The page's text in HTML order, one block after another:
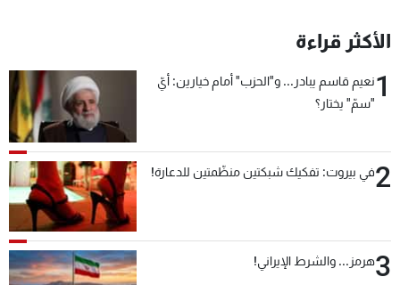
الأكثر قراءة
1نعيم قاسم يبادر... و"الحزب" أمام خيارين: أيّ
"سمّ" يختار؟
2في بيروت: تفكيك شبكتين منظّمتين للدعارة!
3هرمز... والشرط الإيراني!
لاعلاناتكم